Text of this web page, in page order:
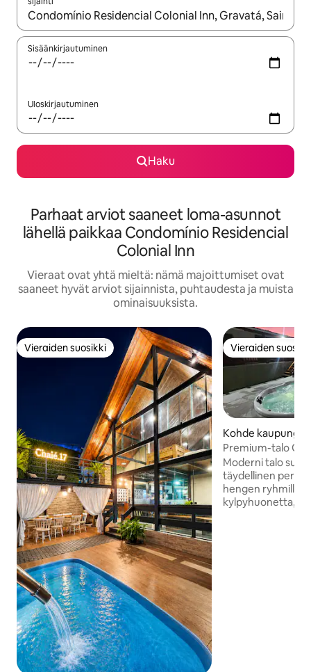
Kun tulokset ovat saatavilla, navigoi ylös- ja alas-
Sisäänkirjautuminen
Uloskirjautuminen
Haku
Parhaat arviot saaneet loma-asunnot
lähellä paikkaa Condomínio Residencial
Colonial Inn
Vieraat ovat yhtä mieltä: nämä majoittumiset ovat
saaneet hyvät arviot sijainnista, puhtaudesta ja muista
ominaisuuksista.
Vieraiden suosikki
Vieraiden suosikki Vieraiden
Vieraiden
Kohde
Premium-talo
poreallas/oma
Moderni talo
täydellinen
hengen ryhmille.
kylpyhuonetta, 1